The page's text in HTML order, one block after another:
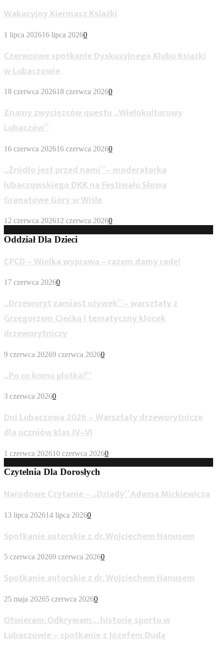
Wakacyjny Kiermasz Książki
1 lipca 202616 lipca 20260
Czerwcowe spotkanie Dyskusyjnego Klubu Książki
w Lubaczowie
18 czerwca 202618 czerwca 20260
Znamy zwycięzców questu „Wielokulturowy
Lubaczów”
16 czerwca 202616 czerwca 20260
„Źródło jest przed nami” – moderatorka
lubaczowskiego DKK na Festiwalu Słowa
Granatowe Góry w Wiśle
12 czerwca 202612 czerwca 20260
Oddział Dla Dzieci
CPCD – Wielka wyprawa – razem damy radę!
17 czerwca 20260
„Drzeworyt zamiast używek” – warsztaty z
Grzegorzem Ciećką i tematyczny klocek
drzeworytniczy
9 czerwca 20269 czerwca 20260
„Po co komu plotka?”
3 czerwca 20260
Dni Lubaczowa 2026 – Warsztaty drzeworytnicze
dla uczniów klas IV–VI
1 czerwca 202610 czerwca 20260
Czytelnia Dla Dorosłych
Narodowe Czytanie – „Dziady” Adama Mickiewicza
13 lipca 202614 lipca 20260
Spotkanie autorskie z dr. Wojciechem Hanusem
5 czerwca 20269 czerwca 20260
Spotkanie autorskie z dr. Wojciechem Hanusem
25 maja 20265 czerwca 20260
Otwieram. Odkrywam… historię sportu w
Lubaczowie – spotkanie z Józefem Dudą